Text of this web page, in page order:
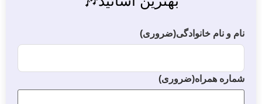
نام و نام خانوادگی(ضروری)
شماره همراه(ضروری)